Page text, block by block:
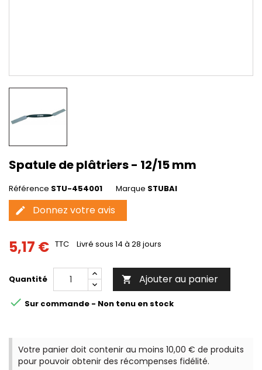
Spatule de plâtriers - 12/15 mm
Référence STU-454001 Marque STUBAI
edit Donnez votre avis
5,17 € TTC Livré sous 14 à 28 jours
Quantité  Ajouter au panier
 Sur commande - Non tenu en stock
Votre panier doit contenir au moins 10,00 € de produits
pour pouvoir obtenir des récompenses fidélité.